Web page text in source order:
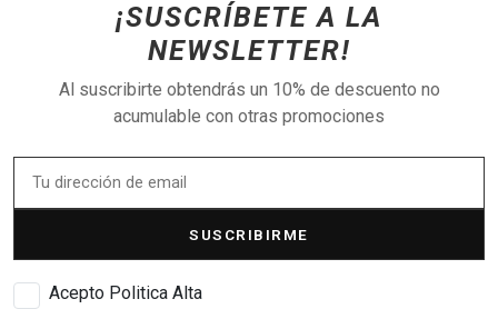
¡SUSCRÍBETE A LA
NEWSLETTER!
Al suscribirte obtendrás un 10% de descuento no
acumulable con otras promociones
SUSCRIBIRME
Acepto Politica Alta